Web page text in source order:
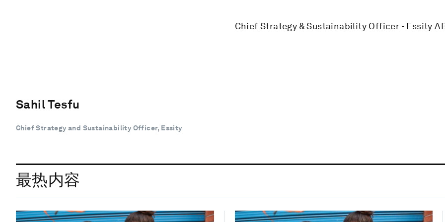
Sahil Tesfu
Chief Strategy and Sustainability Officer, Essity
Chief Strategy & Sustainability Officer - Essity
最热内容